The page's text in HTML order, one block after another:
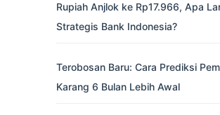
Rupiah Anjlok ke Rp17.966, Apa
Strategis Bank Indonesia?
Terobosan Baru: Cara Prediksi
Karang 6 Bulan Lebih Awal